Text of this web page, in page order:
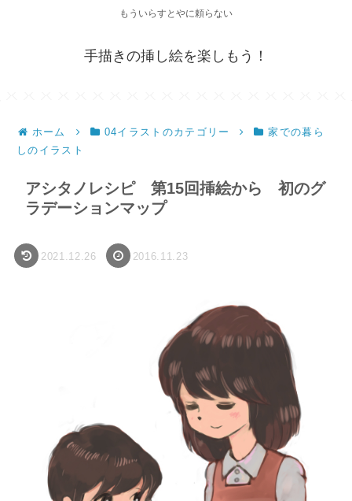
もういらすとやに頼らない
手描きの挿し絵を楽しもう！
ホーム 04イラストのカテゴリー
家での暮ら
しのイラスト
アシタノレシピ 第15回挿絵から 初のグ
ラデーションマップ
2021.12.26 2016.11.23